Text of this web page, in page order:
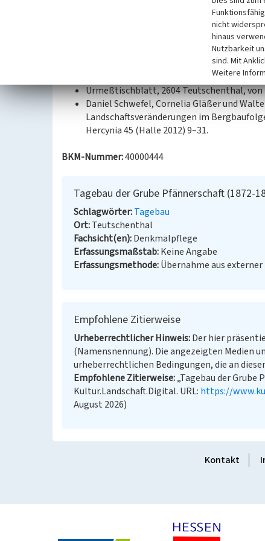
zwischenzeitlich als militärisches Gelände
Urmeßtischblatt, 2604 Teutschenthal, von
Daniel Schwefel, Cornelia Gläßer und
Landschaftsveränderungen im
Hercynia 45 (Halle 2012) 9–31.
BKM-Nummer:40000444
Tagebau der Grube Pfännerschaft (1872-
Schlagwörter Tagebau
Ort Teutschenthal
Fachsicht(en) Denkmalpflege
Erfassungsmaßstab Keine Angabe
Erfassungsmethode Übernahme aus
Empfohlene Zitierweise
Urheberrechtlicher Hinweis Der hier
(Namensnennung). Die angezeigten Medien
urheberrechtlichen Bedingungen, die an
Empfohlene Zitierweise „Tagebau der Grube
Kultur.Landschaft.Digital. URL: https://
August 2026)
Kontakt
nicht
hinaus
Nutzbarkeit
sind. Mit
Weitere